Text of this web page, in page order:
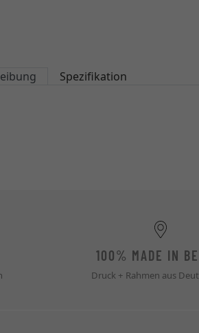
Spezifikation
100% MADE IN
Druck + Rahmen aus